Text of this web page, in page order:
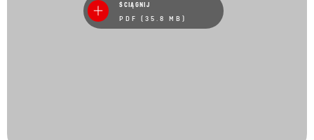
ŚCIĄGNIJ
PDF (35.8 MB)